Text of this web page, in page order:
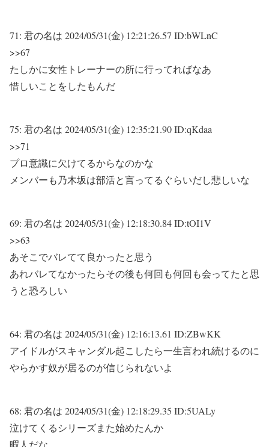
71: 君の名は 2024/05/31(金) 12:21:26.57 ID:bWLnC
>>67
たしかに女性トレーナーの所に行ってればなあ
惜しいことをしたもんだ
75: 君の名は 2024/05/31(金) 12:35:21.90 ID:qKdaa
>>71
プロ意識に欠けてるからなのかな
メンバーも乃木坂は部活と言ってるぐらいだし悲しいな
69: 君の名は 2024/05/31(金) 12:18:30.84 ID:tOI1V
>>63
あそこでバレてて良かったと思う
あれバレてなかったらその後も何回も何回も会ってたと思
うと恐ろしい
64: 君の名は 2024/05/31(金) 12:16:13.61 ID:ZBwKK
アイドルがスキャンダル起こしたら一生言われ続けるのに
やらかす奴が居るのが信じられないよ
68: 君の名は 2024/05/31(金) 12:18:29.35 ID:5UALy
泣けてくるシリーズまた始めたんか
暇人だな